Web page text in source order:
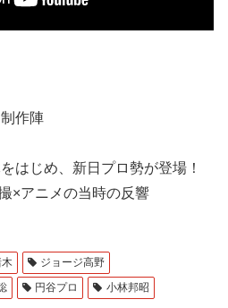
作陣
はじめ、新日プロ勢が登場！
×アニメの当時の反響
ジョージ高野
円谷プロ
小林邦昭